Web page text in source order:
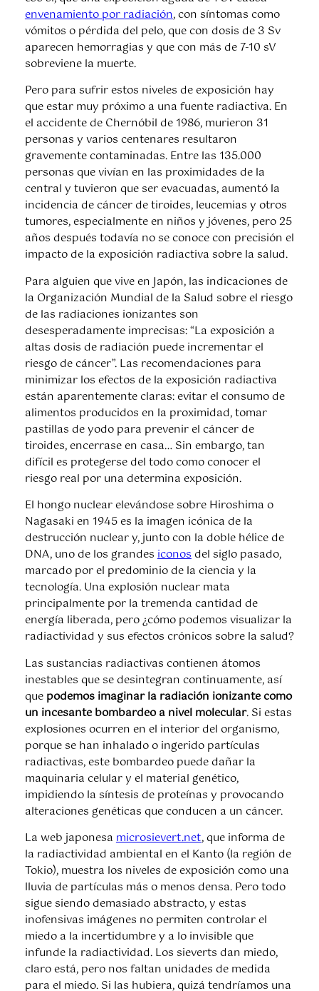
envenamiento por radiación, con síntomas como
vómitos o pérdida del pelo, que con dosis de 3 Sv
aparecen hemorragias y que con más de 7-10 sV
sobreviene la muerte.
Pero para sufrir estos niveles de exposición hay
que estar muy próximo a una fuente radiactiva. En
el accidente de Chernóbil de 1986, murieron 31
personas y varios centenares resultaron
gravemente contaminadas. Entre las 135.000
personas que vivían en las proximidades de la
central y tuvieron que ser evacuadas, aumentó la
incidencia de cáncer de tiroides, leucemias y otros
tumores, especialmente en niños y jóvenes, pero 25
años después todavía no se conoce con precisión el
impacto de la exposición radiactiva sobre la salud.
Para alguien que vive en Japón, las indicaciones de
la Organización Mundial de la Salud sobre el riesgo
de las radiaciones ionizantes son
desesperadamente imprecisas: “La exposición a
altas dosis de radiación puede incrementar el
riesgo de cáncer”. Las recomendaciones para
minimizar los efectos de la exposición radiactiva
están aparentemente claras: evitar el consumo de
alimentos producidos en la proximidad, tomar
pastillas de yodo para prevenir el cáncer de
tiroides, encerrase en casa… Sin embargo, tan
difícil es protegerse del todo como conocer el
riesgo real por una determina exposición.
El hongo nuclear elevándose sobre Hiroshima o
Nagasaki en 1945 es la imagen icónica de la
destrucción nuclear y, junto con la doble hélice de
DNA, uno de los grandesiconosdel siglo pasado,
marcado por el predominio de la ciencia y la
tecnología. Una explosión nuclear mata
principalmente por la tremenda cantidad de
energía liberada, pero ¿cómo podemos visualizar la
radiactividad y sus efectos crónicos sobre la salud?
Las sustancias radiactivas contienen átomos
inestables que se desintegran continuamente, así
que podemos imaginar la radiación ionizante como
un incesante bombardeo a nivel molecular. Si estas
explosiones ocurren en el interior del organismo,
porque se han inhalado o ingerido partículas
radiactivas, este bombardeo puede dañar la
maquinaria celular y el material genético,
impidiendo la síntesis de proteínas y provocando
alteraciones genéticas que conducen a un cáncer.
La web japonesamicrosievert.net, que informa de
la radiactividad ambiental en el Kanto (la región de
Tokio), muestra los niveles de exposición como una
lluvia de partículas más o menos densa. Pero todo
sigue siendo demasiado abstracto, y estas
inofensivas imágenes no permiten controlar el
miedo a la incertidumbre y a lo invisible que
infunde la radiactividad. Los sieverts dan miedo,
claro está, pero nos faltan unidades de medida
para el miedo. Si las hubiera, quizá tendríamos una